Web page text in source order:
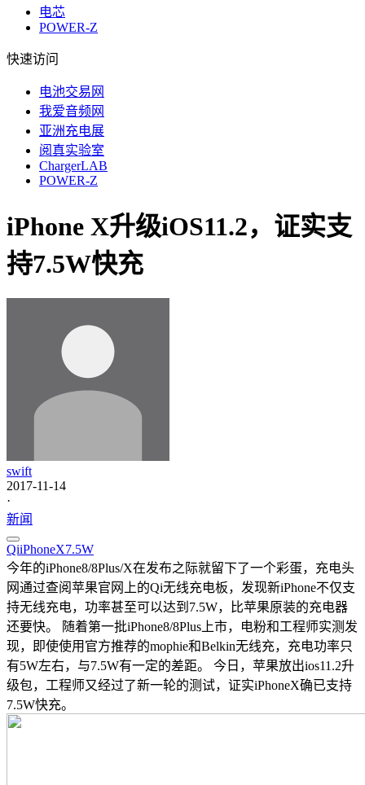
电芯
POWER-Z
快速访问
电池交易网
我爱音频网
亚洲充电展
阅真实验室
ChargerLAB
POWER-Z
iPhone X升级iOS11.2，证实支
持7.5W快充
swift
2017-11-14
·
新闻
QiiPhoneX7.5W
今年的iPhone8/8Plus/X在发布之际就留下了一个彩蛋，充电头
网通过查阅苹果官网上的Qi无线充电板，发现新iPhone不仅支
持无线充电，功率甚至可以达到7.5W，比苹果原装的充电器
还要快。 随着第一批iPhone8/8Plus上市，电粉和工程师实测发
现，即使使用官方推荐的mophie和Belkin无线充，充电功率只
有5W左右，与7.5W有一定的差距。 今日，苹果放出ios11.2升
级包，工程师又经过了新一轮的测试，证实iPhoneX确已支持
7.5W快充。